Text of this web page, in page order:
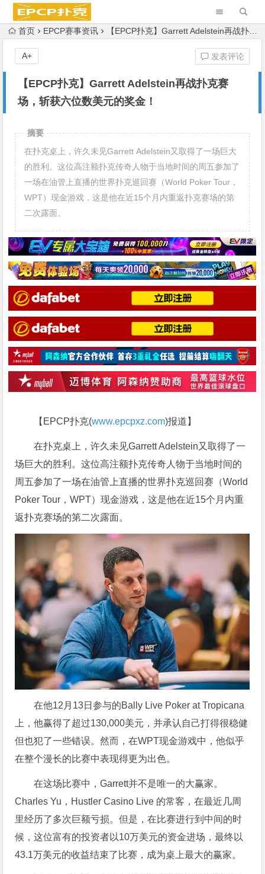
首页 EPCP赛事资讯 【EPCP扑克】Garrett Adelstein再战扑克赛场，斩获六位数美元的奖金！
【EPCP扑克】Garrett Adelstein再战扑克赛
场，斩获六位数美元的奖金！
发表评论
A+
摘要
在扑克桌上，许久未见Garrett Adelstein又取得了一场巨大
的胜利。这位高注额扑克传奇人物于当地时间的周五参加了
一场在油管上直播的世界扑克巡回赛（World Poker Tour，
WPT）现金游戏，这是他在近15个月内重返扑克赛场的第
二次露面。
【EPCP扑克(www.epcpxz.com)报道】
在扑克桌上，许久未见Garrett Adelstein又取得了一
场巨大的胜利。这位高注额扑克传奇人物于当地时间的
周五参加了一场在油管上直播的世界扑克巡回赛（World
Poker Tour，WPT）现金游戏，这是他在近15个月内重
返扑克赛场的第二次露面。
在他12月13日参与的Bally Live Poker at Tropicana
上，他赢得了超过130,000美元，并承认自己打得很稳健
但也犯了一些错误。然而，在WPT现金游戏中，他似乎
在整个漫长的比赛中表现得更为出色。
在这场比赛中，Garrett并不是唯一的大赢家。
Charles Yu，Hustler Casino Live 的常客，在最近几周
里经历了多次巨额亏损。但是，在比赛进行到中间的时
候，这位富有的投资者以10万美元的资金进场，最终以
43.1万美元的收益结束了比赛，成为桌上最大的赢家。